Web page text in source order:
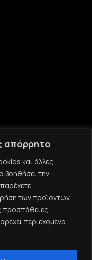
απόρρητο
και άλλες
βοηθήσει την
των προϊόντων
προσπάθειες
περιεχόμενο